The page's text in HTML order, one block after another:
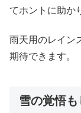
てホントに助か
雨天用のレイン
期待できます。
雪の覚悟